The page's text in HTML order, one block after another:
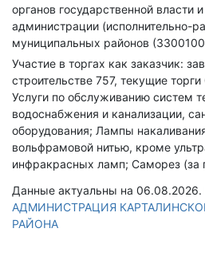
органов государственной власти
администрации (исполнительно-
муниципальных районов
Участие в торгах как заказчик:
строительстве 757, текущие
Услуги по обслуживанию систем
водоснабжения и канализации,
оборудования; Лампы
вольфрамовой нитью, кроме
инфракрасных ламп; Саморез (за
Данные актуальны на 06.08.2026.
АДМИНИСТРАЦИЯ
РАЙОНА